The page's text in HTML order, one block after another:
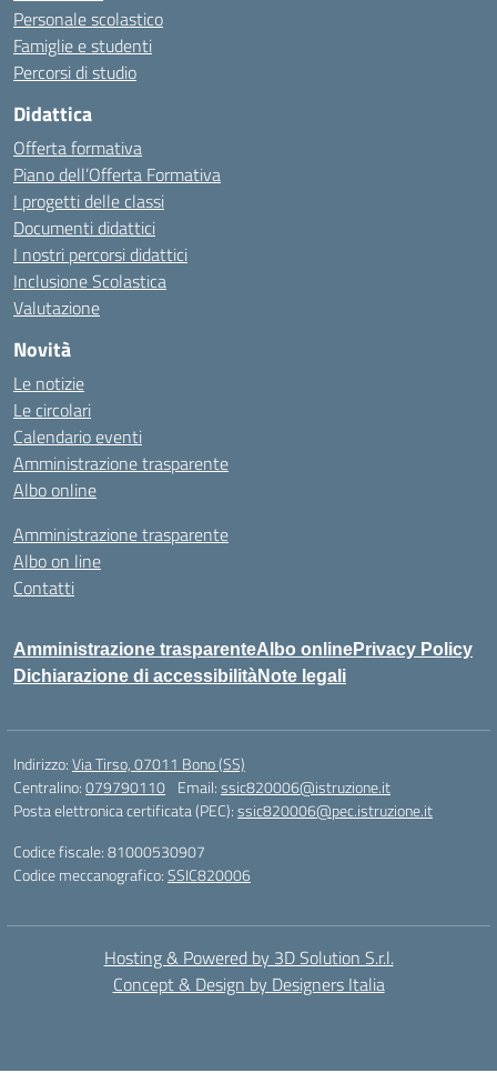
Personale scolastico
Famiglie e studenti
Percorsi di studio
Didattica
Offerta formativa
Piano dell’Offerta Formativa
I progetti delle classi
Documenti didattici
I nostri percorsi didattici
Inclusione Scolastica
Valutazione
Novità
Le notizie
Le circolari
Calendario eventi
Amministrazione trasparente
Albo online
Amministrazione trasparente
Albo on line
Contatti
Amministrazione trasparenteAlbo onlinePrivacy Policy
Dichiarazione di accessibilitàNote legali
Indirizzo:Via Tirso, 07011 Bono (SS)
Centralino:079790110 Email:ssic820006@istruzione.it
Posta elettronica certificata (PEC):ssic820006@pec.istruzione.it
Codice fiscale: 81000530907
Codice meccanografico:SSIC820006
Hosting & Powered by 3D Solution S.r.l.
Concept & Design by Designers Italia